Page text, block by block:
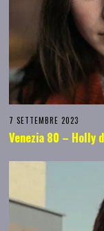
7 SETTEMBRE 2023
Venezia 80 – Holly